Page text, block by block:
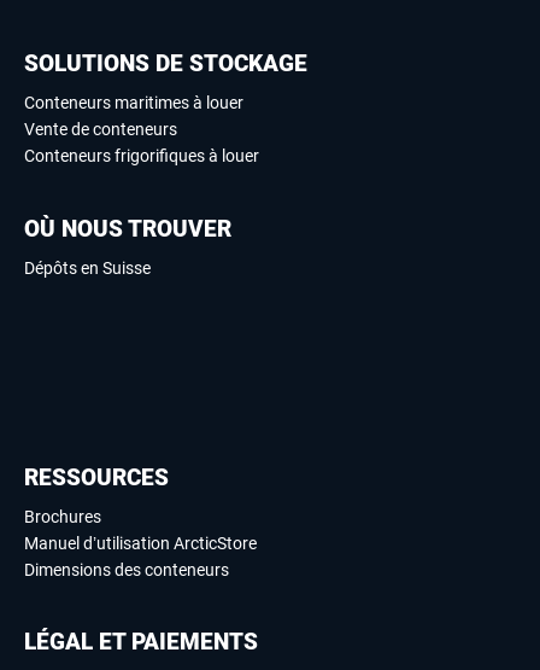
SOLUTIONS DE STOCKAGE
Conteneurs maritimes à louer
Vente de conteneurs
Conteneurs frigorifiques à louer
OÙ NOUS TROUVER
Dépôts en Suisse
RESSOURCES
Brochures
Manuel d’utilisation ArcticStore
Dimensions des conteneurs
LÉGAL ET PAIEMENTS